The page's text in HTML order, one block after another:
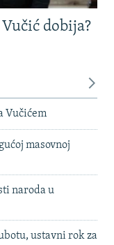
dobija?
Vučićem
masovnoj
naroda u
ustavni rok za